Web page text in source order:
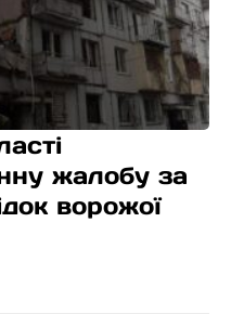
жалобу за
ворожої